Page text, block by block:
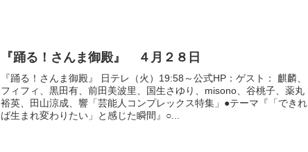
『踊る！さんま御殿』 ４月２８日
『踊る！さんま御殿』 日テレ（火）19:58～公式HP：ゲスト： 麒麟、
フィフィ、黒田有、前田美波里、国生さゆり、misono、谷桃子、薬丸
裕英、田山涼成、響「芸能人コンプレックス特集」●テーマ『「できれ
ば生まれ変わりたい」と感じた瞬間』○...